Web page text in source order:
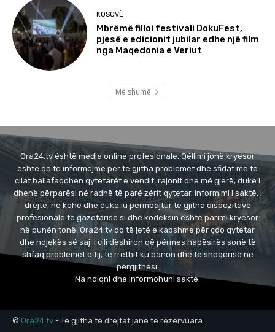
KOSOVË
Mbrëmë filloi festivali DokuFest,
pjesë e edicionit jubilar edhe një film
nga Maqedonia e Veriut
Më shumë
Ora24.tv është media online profesionale. Qëllimi jonë kryesor
është që të informojmë për të gjitha problemet dhe sfidat me të
cilat ballafaqohen qytetarët e vendit, rajonit dhe më gjerë, duke i
dhënë përparësi në radhë të parë zërit qytetar. Informimi i saktë, i
drejtë, në kohë dhe duke iu përmbajtur të gjitha dispozitave
profesionale të gazetarisë si dhe kodeksin është parimi kryesor
në punën tonë. Ora24.tv do të jetë e kapshme për çdo qytetar
dhe ndjekës së saj, i cili dëshiron që përmes hapësirës sonë të
shfaq problemet e tij, të rrethit ku banon dhe të shoqërisë në
përgjithësi.
Na ndiqni dhe informohuni saktë.
© Ora24.tv - Të gjitha të drejtat janë të rezervuara.